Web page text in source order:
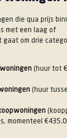
die qua prijs
met een laag of
gaat om drie
(huur tot
(huur
momenteel